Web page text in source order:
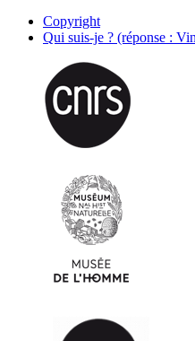
Copyright
Qui suis-je ? (réponse :